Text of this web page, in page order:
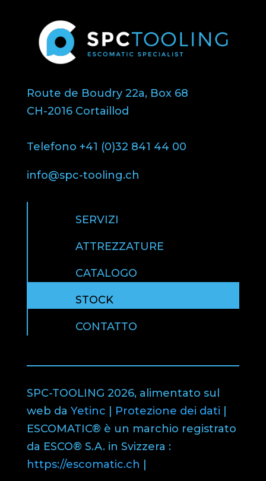
Route de Boudry 22a, Box 68
CH-2016 Cortaillod
Telefono +41 (0)32 841 44 00
info@spc-tooling.ch
SERVIZI
ATTREZZATURE
CATALOGO
STOCK
CONTATTO
SPC-TOOLING 2026, alimentato sul
web da Yetinc | Protezione dei dati |
ESCOMATIC® è un marchio registrato
da ESCO® S.A. in Svizzera :
https://escomatic.ch |